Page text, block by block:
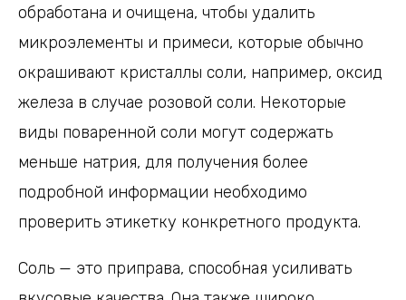
обработана и очищена, чтобы удалить
микроэлементы и примеси, которые обычно
окрашивают кристаллы соли, например, оксид
железа в случае розовой соли. Некоторые
виды поваренной соли могут содержать
меньше натрия, для получения более
подробной информации необходимо
проверить этикетку конкретного продукта.
Соль — это приправа, способная усиливать